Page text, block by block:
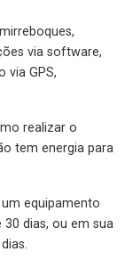
via software,
via GPS,
realizar o
tem energia para
equipamento
dias, ou em sua